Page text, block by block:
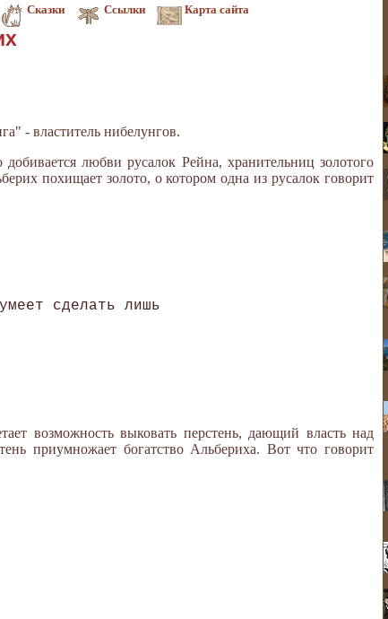
Сказки Ссылки Карта сайта
- властитель нибелунгов.
любви русалок Рейна, хранительниц золотого
похищает золото, о котором одна из русалок говорит
сделать лишь
возможность выковать перстень, дающий власть над
приумножает богатство Альбериха. Вот что говорит